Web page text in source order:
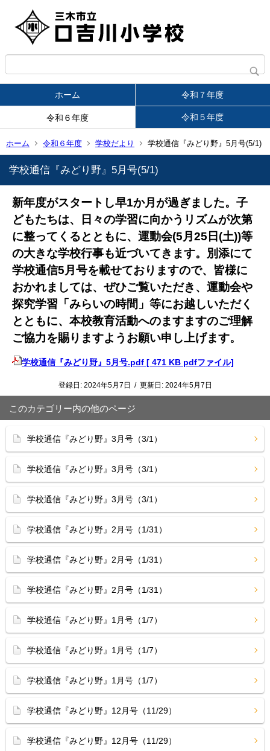
ホーム 令和７年度
令和６年度 令和５年度
ホーム 令和６年度 学校だより 学校通信『みどり野』5月号(5/1)
学校通信『みどり野』5月号(5/1)
新年度がスタートし早1か月が過ぎました。子
どもたちは、日々の学習に向かうリズムが次第
に整ってくるとともに、運動会(5月25日(土))等
の大きな学校行事も近づいてきます。 別添にて
学校通信5月号を載せておりますので、皆様に
おかれましては、ぜひご覧いただき、運動会や
探究学習「みらいの時間」等にお越しいただく
とともに、本校教育活動へのますますのご理解
ご協力を賜りますようお願い申し上げます。
学校通信『みどり野』5月号.pdf [ 471 KB pdfファイル]
登録日: 2024年5月7日 / 更新日: 2024年5月7日
このカテゴリー内の他のページ
学校通信『みどり野』3月号（3/1）
学校通信『みどり野』3月号（3/1）
学校通信『みどり野』3月号（3/1）
学校通信『みどり野』2月号（1/31）
学校通信『みどり野』2月号（1/31）
学校通信『みどり野』2月号（1/31）
学校通信『みどり野』1月号（1/7）
学校通信『みどり野』1月号（1/7）
学校通信『みどり野』1月号（1/7）
学校通信『みどり野』12月号（11/29）
学校通信『みどり野』12月号（11/29）